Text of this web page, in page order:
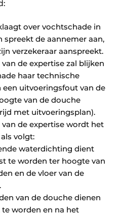
over vochtschade in
spreekt de aannemer aan,
verzekeraar aanspreekt.
de expertise zal blijken
haar technische
een uitvoeringsfout van de
van de douche
met uitvoeringsplan).
de expertise wordt het
volgt:
waterdichting dient
te worden ter hoogte van
en de vloer van de
van de douche dienen
worden en na het